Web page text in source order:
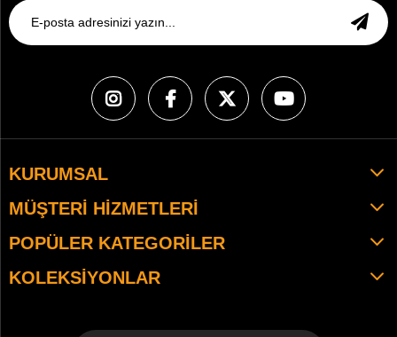
KURUMSAL
MÜŞTERI HIZMETLERI
POPÜLER KATEGORILER
KOLEKSIYONLAR